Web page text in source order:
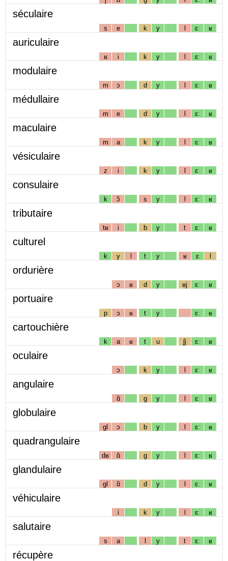
séculaire
s e k y l ɛː ʁ
auriculaire
ʁ i k y l ɛː ʁ
modulaire
m ɔ d y l ɛː ʁ
médullaire
m e d y l ɛː ʁ
maculaire
m a k y l ɛː ʁ
vésiculaire
z i k y l ɛː ʁ
consulaire
k ɔ̃ s y l ɛː ʁ
tributaire
tʁ i b y t ɛː ʁ
culturel
k y l t y ʁ ɛ l
ordurière
ɔ ʁ d y ʁj ɛː ʁ
portuaire
p ɔ ʁ t y ɛː ʁ
cartouchière
k a ʁ t u ʃj ɛː ʁ
oculaire
ɔ k y l ɛː ʁ
angulaire
ɑ̃ g y l ɛː ʁ
globulaire
gl ɔ b y l ɛː ʁ
quadrangulaire
dʁ ɑ̃ g y l ɛː ʁ
glandulaire
gl ɑ̃ d y l ɛː ʁ
véhiculaire
i k y l ɛː ʁ
salutaire
s a l y t ɛː ʁ
récupère